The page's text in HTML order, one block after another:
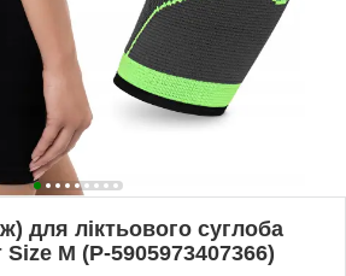
для ліктьового суглоба
M (P-5905973407366)